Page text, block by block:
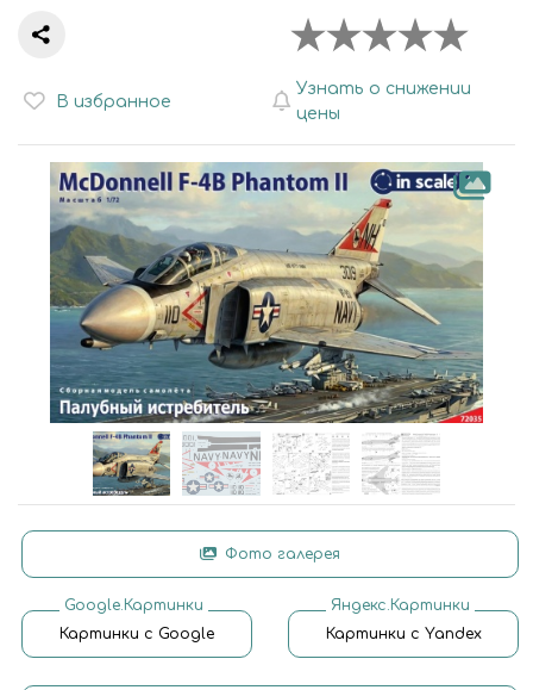
В избранное
Узнать о снижении
цены
Фото галерея
Google.Картинки
Картинки с Google
Яндекс.Картинки
Картинки с Yandex